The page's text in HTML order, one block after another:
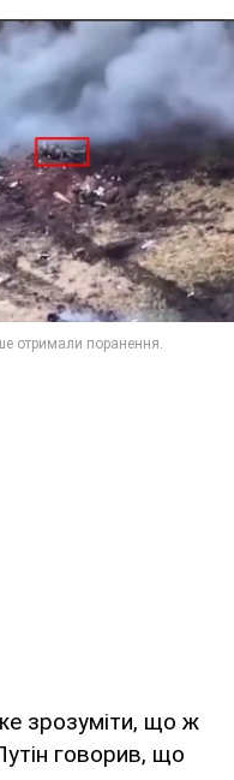
зрозуміти, що ж
говорив, що